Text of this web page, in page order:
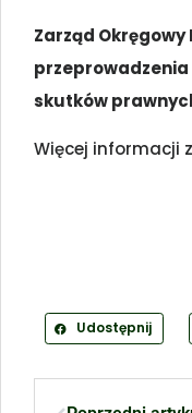
Zarząd
skutków
Więcej informacji
Udostępnij